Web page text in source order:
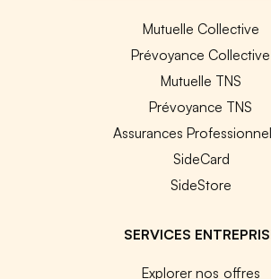
Mutuelle Collective
Prévoyance Collective
Mutuelle TNS
Prévoyance TNS
Assurances
SideCard
SideStore
SERVICES
Explorer nos offres